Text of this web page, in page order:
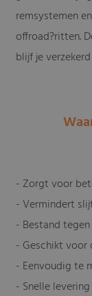
remsystemen
offroad?ritten.
blijf je
- Zorgt voor
- Vermindert
- Bestand
- Geschikt voor
- Eenvoudig te
- Snelle